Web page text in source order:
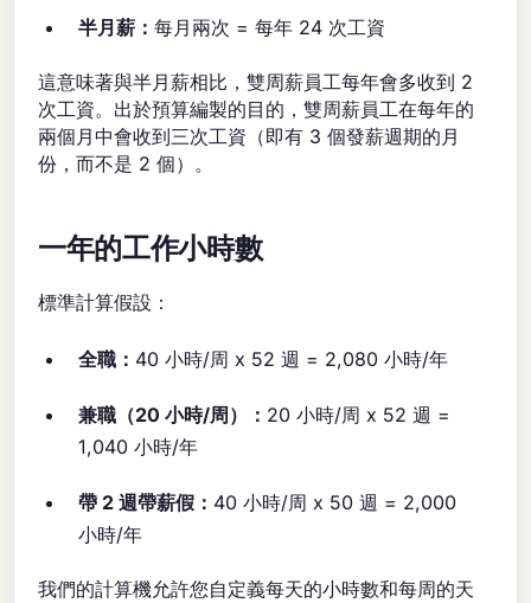
半月薪：每月兩次 = 每年 24 次工資
這意味著與半月薪相比，雙周薪員工每年會多收到 2
次工資。出於預算編製的目的，雙周薪員工在每年的
兩個月中會收到三次工資（即有 3 個發薪週期的月
份，而不是 2 個）。
一年的工作小時數
標準計算假設：
全職： 40 小時/周 x 52 週 = 2,080 小時/年
兼職（20 小時/周）： 20 小時/周 x 52 週 =
1,040 小時/年
帶 2 週帶薪假： 40 小時/周 x 50 週 = 2,000
小時/年
我們的計算機允許您自定義每天的小時數和每周的天